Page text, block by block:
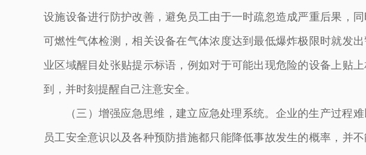
设施设备进行防护改善，避免员工由于一时疏忽造成严重后果，
可燃性气体检测，相关设备在气体浓度达到最低爆炸极限时就发
业区域醒目处张贴提示标语，例如对于可能出现危险的设备上贴
到，并时刻提醒自己注意安全。
（三）增强应急思维，建立应急处理系统。企业的生产过程
员工安全意识以及各种预防措施都只能降低事故发生的概率，并